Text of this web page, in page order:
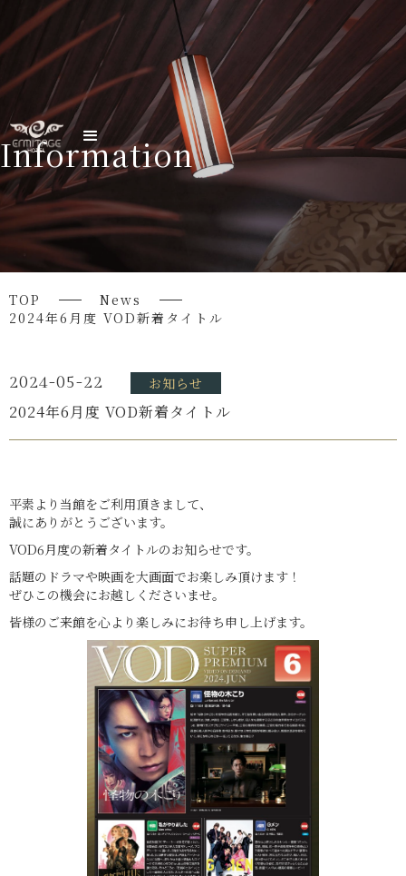
Information
TOP
News
2024年6月度 VOD新着タイトル
2024-05-22 お知らせ
2024年6月度 VOD新着タイトル
平素より当館をご利用頂きまして、
誠にありがとうございます。
VOD6月度の新着タイトルのお知らせです。
話題のドラマや映画を大画面でお楽しみ頂けます！
ぜひこの機会にお越しくださいませ。
皆様のご来館を心より楽しみにお待ち申し上げます。